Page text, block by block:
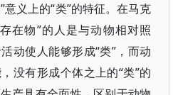
意义上的“类”的特征。在马克
在物”的人是与动物相对照
动使人能够形成“类”，而动
没有形成个体之上的“类”的